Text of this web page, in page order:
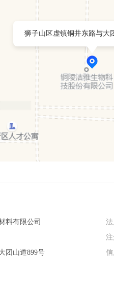
安全可靠且来自负责任生产。赛
。 赛得利同时也是再生纤维素纤维
狮子山区虚镇铜井东路与大
料有限公司
团山道899号
法
注
信